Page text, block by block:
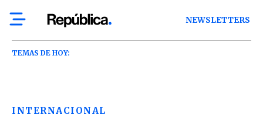
NEWSLETTERS
TEMAS DE HOY:
INTERNACIONAL